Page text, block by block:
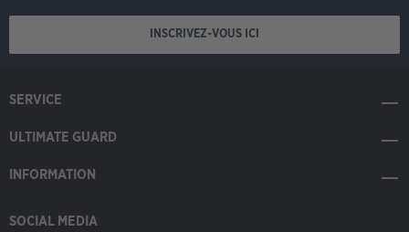
INSCRIVEZ-VOUS ICI
SERVICE
ULTIMATE GUARD
INFORMATION
SOCIAL MEDIA